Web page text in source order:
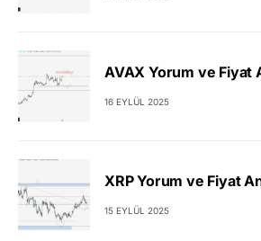
AVAX Yorum ve Fiyat
16 EYLÜL 2025
XRP Yorum ve Fiyat
15 EYLÜL 2025